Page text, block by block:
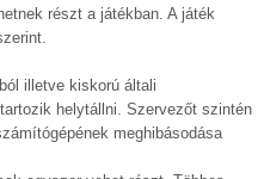
részt a játékban. A játék
illetve kiskorú általi
helytállni. Szervezőt szintén
meghibásodása